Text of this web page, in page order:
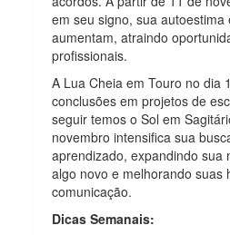
em seu signo, sua autoestima
aumentam, atraindo
profissionais.
A Lua Cheia em Touro no dia
conclusões em projetos de
seguir temos o Sol em
novembro intensifica sua
aprendizado, expandindo sua
algo novo e melhorando suas
comunicação.
Dicas Semanais: